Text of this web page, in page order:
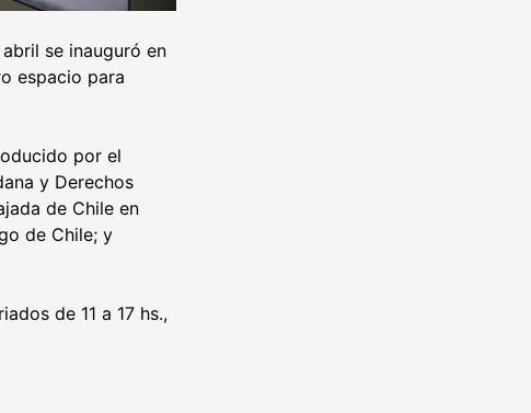
se inauguró en
espacio para
por el
y Derechos
de Chile en
de Chile; y
de 11 a 17 hs.,